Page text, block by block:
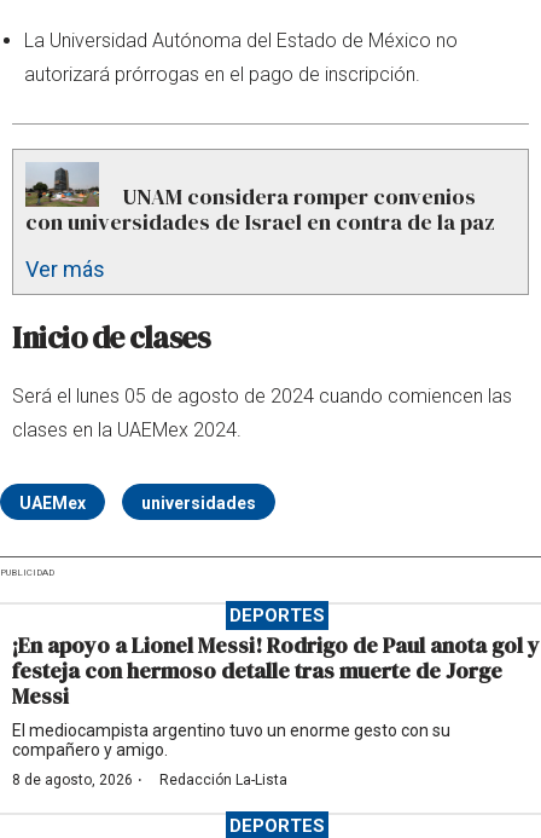
La Universidad Autónoma del Estado de México no
autorizará prórrogas en el pago de inscripción.
UNAM considera romper convenios
con universidades de Israel en contra de la paz
Ver más
Inicio de clases
Será el lunes 05 de agosto de 2024 cuando comiencen las
clases en la UAEMex 2024.
UAEMex universidades
PUBLICIDAD
DEPORTES
¡En apoyo a Lionel Messi! Rodrigo de Paul anota gol y
festeja con hermoso detalle tras muerte de Jorge
Messi
El mediocampista argentino tuvo un enorme gesto con su
compañero y amigo.
8 de agosto, 2026 · Redacción La-Lista
DEPORTES